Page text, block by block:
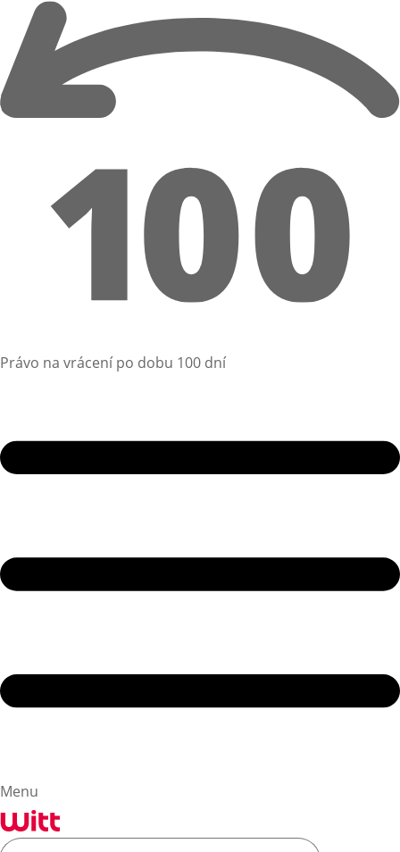
Právo na vrácení po dobu 100 dní
Menu